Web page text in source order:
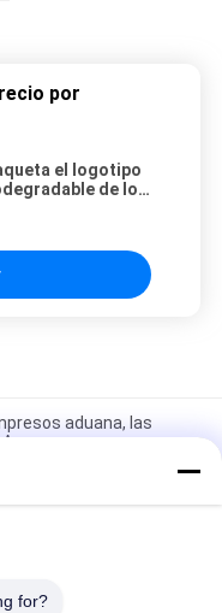
por
el logotipo
de los
aduana, las
de la maicena
de MSDS
100%, bolsos de
for?